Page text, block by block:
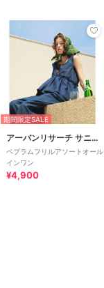
期間限定SALE
アーバンリサーチ サニーレーベル
ペプラムフリルアソートオール
インワン
¥4,900